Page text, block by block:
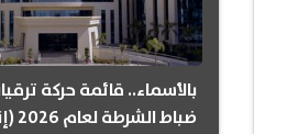
بالأسماء.. قائمة حركة
ضباط الشرطة لعام 2026 (إنفوجراف)